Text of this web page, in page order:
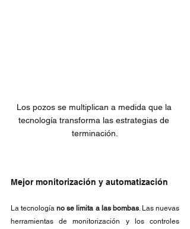
Los pozos se multiplican a medida que la
tecnología transforma las estrategias de
terminación.
Mejor monitorización y automatización
La tecnología no se limita a las bombas. Las nuevas
herramientas de monitorización y los controles